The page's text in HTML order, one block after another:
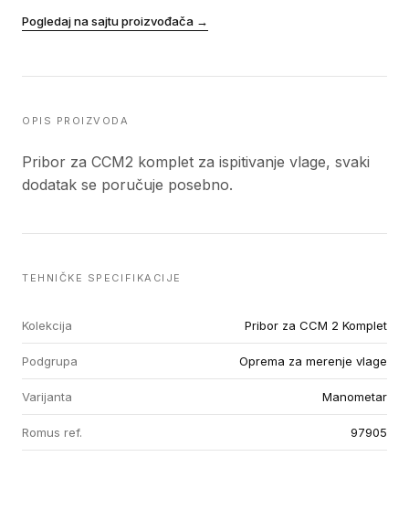
Pogledaj na sajtu proizvođača →
OPIS PROIZVODA
Pribor za CCM2 komplet za ispitivanje vlage, svaki
dodatak se poručuje posebno.
TEHNIČKE SPECIFIKACIJE
Kolekcija Pribor za CCM 2 Komplet
Podgrupa Oprema za merenje vlage
Varijanta Manometar
Romus ref. 97905